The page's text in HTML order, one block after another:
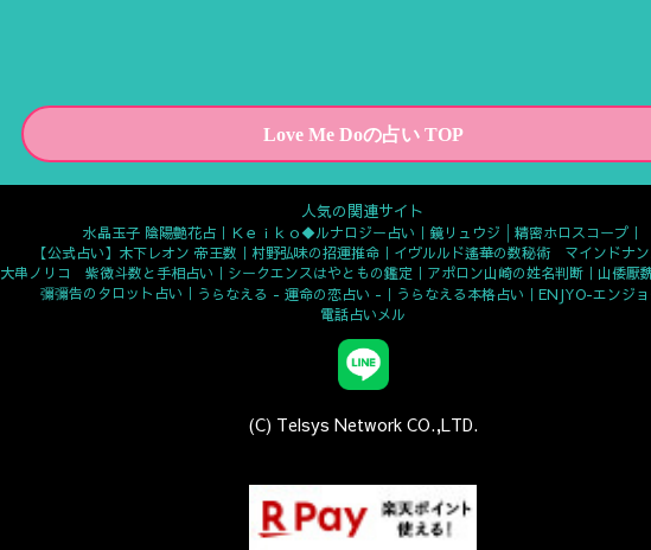
Love Me Doの占い TOP
人気の関連サイト
水晶玉子 陰陽艶花占 Ｋｅｉｋｏ◆ルナロジー占い
鏡リュウジ│精密ホロスコープ
【公式占い】木下レオン 帝王数
村野弘味の招運推命
イヴルルド遙華の数秘術 マインドナ
大串ノリコ 紫微斗数と手相占い
シークエンスはやともの鑑定 アポロン山崎の姓名判断
山倭厭
彌彌告のタロット占い
うらなえる - 運命の恋占い - うらなえる本格占い
ENJYO-エンジ
電話占いメル
(C) Telsys Network CO.,LTD.